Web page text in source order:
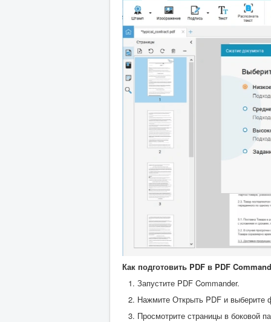
Как подготовить PDF в PDF
Запустите PDF Commander.
Нажмите Открыть PDF и выберите
Просмотрите страницы в боковой